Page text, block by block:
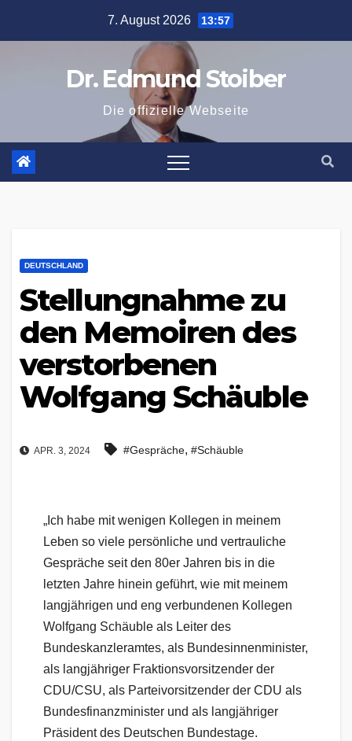
7. August 2026 13:57
Dr. Edmund Stoiber
Die offizielle Webseite
DEUTSCHLAND
Stellungnahme zu
den Memoiren des
verstorbenen
Wolfgang Schäuble
APR. 3, 2024 #Gespräche, #Schäuble
„Ich habe mit wenigen Kollegen in meinem
Leben so viele persönliche und vertrauliche
Gespräche seit den 80er Jahren bis in die
letzten Jahre hinein geführt, wie mit meinem
langjährigen und eng verbundenen Kollegen
Wolfgang Schäuble als Leiter des
Bundeskanzleramtes, als Bundesinnenminister,
als langjähriger Fraktionsvorsitzender der
CDU/CSU, als Parteivorsitzender der CDU als
Bundesfinanzminister und als langjähriger
Präsident des Deutschen Bundestage.